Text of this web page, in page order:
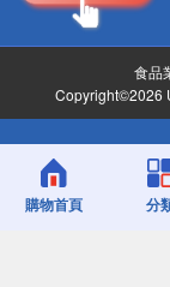
食品
Copyright©2026
購物首頁 分